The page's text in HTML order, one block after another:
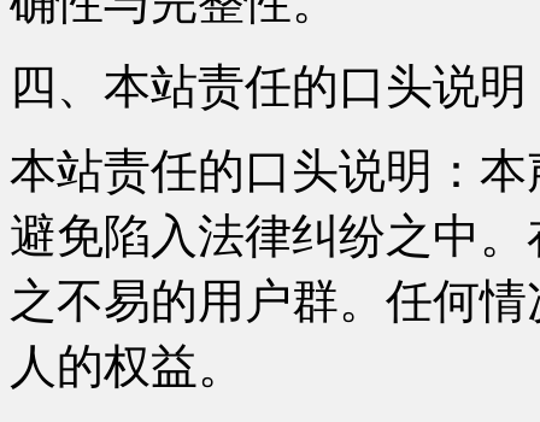
四、本站责任的口头说明
本站责任的口头说明：
避免陷入法律纠纷之中
之不易的用户群。任何
人的权益。